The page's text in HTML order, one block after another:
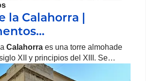
la Calahorra |
Calahorra es una torre almohade
XII y principios del XIII. Se…